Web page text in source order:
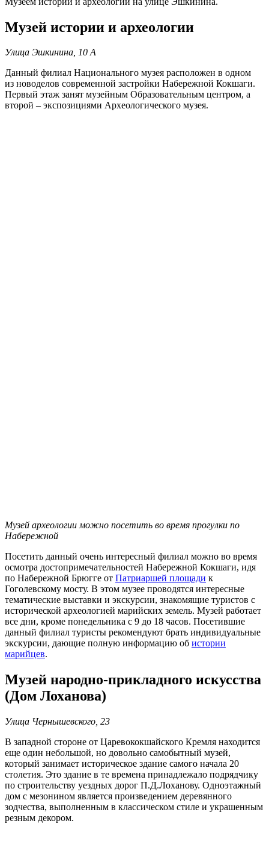
Музей истории и археологии
Улица Эшкинина, 10 А
Данный филиал Национального музея расположен в одном
из новоделов современной застройки Набережной Кокшаги.
Первый этаж занят музейным Образовательным центром, а
второй – экспозициями Археологического музея.
Музей археологии можно посетить во время прогулки по
Набережной
Посетить данный очень интересный филиал можно во время
осмотра достопримечательностей Набережной Кокшаги, идя
по Набережной Брюгге от Патриаршей площади к
Гоголевскому мосту. В этом музее проводятся интересные
тематические выставки и экскурсии, знакомящие туристов с
исторической археологией марийских земель. Музей работает
все дни, кроме понедельника с 9 до 18 часов. Посетившие
данный филиал туристы рекомендуют брать индивидуальные
экскурсии, дающие полную информацию об истории
марийцев.
Музей народно-прикладного искусства
(Дом Лоханова)
Улица Чернышевского, 23
В западной стороне от Царевококшайского Кремля находится
еще один небольшой, но довольно самобытный музей,
который занимает историческое здание самого начала 20
столетия. Это здание в те времена принадлежало подрядчику
по строительству уездных дорог П.Д.Лоханову. Одноэтажный
дом с мезонином является произведением деревянного
зодчества, выполненным в классическом стиле и украшенным
резным декором.